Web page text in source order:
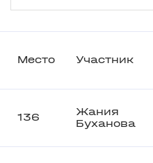
Место Участник
136
Жания
Буханова